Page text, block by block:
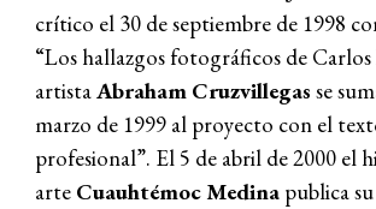
crítico el 30 de septiembre de 1998
“Los hallazgos fotográficos de
artistaAbraham Cruzvillegas se
marzo de 1999 al proyecto con el
profesional”. El 5 de abril de 2000 el
arte Cuauhtémoc Medina publica